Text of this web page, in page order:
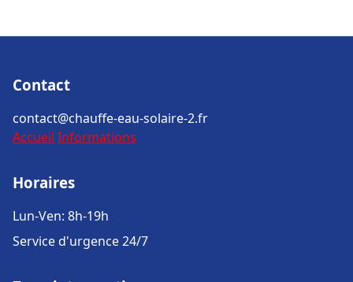
Contact
contact@chauffe-eau-solaire-2.fr
Accueil Informations
Horaires
Lun-Ven: 8h-19h
Service d'urgence 24/7